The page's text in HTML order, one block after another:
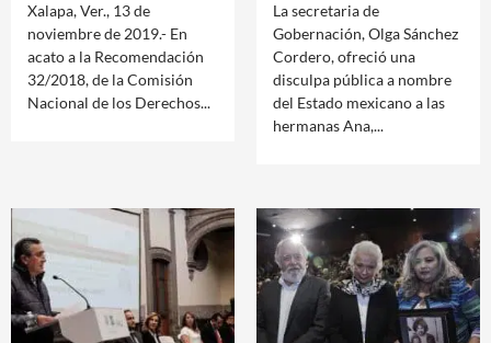
Xalapa, Ver., 13 de
noviembre de 2019.- En
acato a la Recomendación
32/2018, de la Comisión
Nacional de los Derechos...
La secretaria de
Gobernación, Olga Sánchez
Cordero, ofreció una
disculpa pública a nombre
del Estado mexicano a las
hermanas Ana,...